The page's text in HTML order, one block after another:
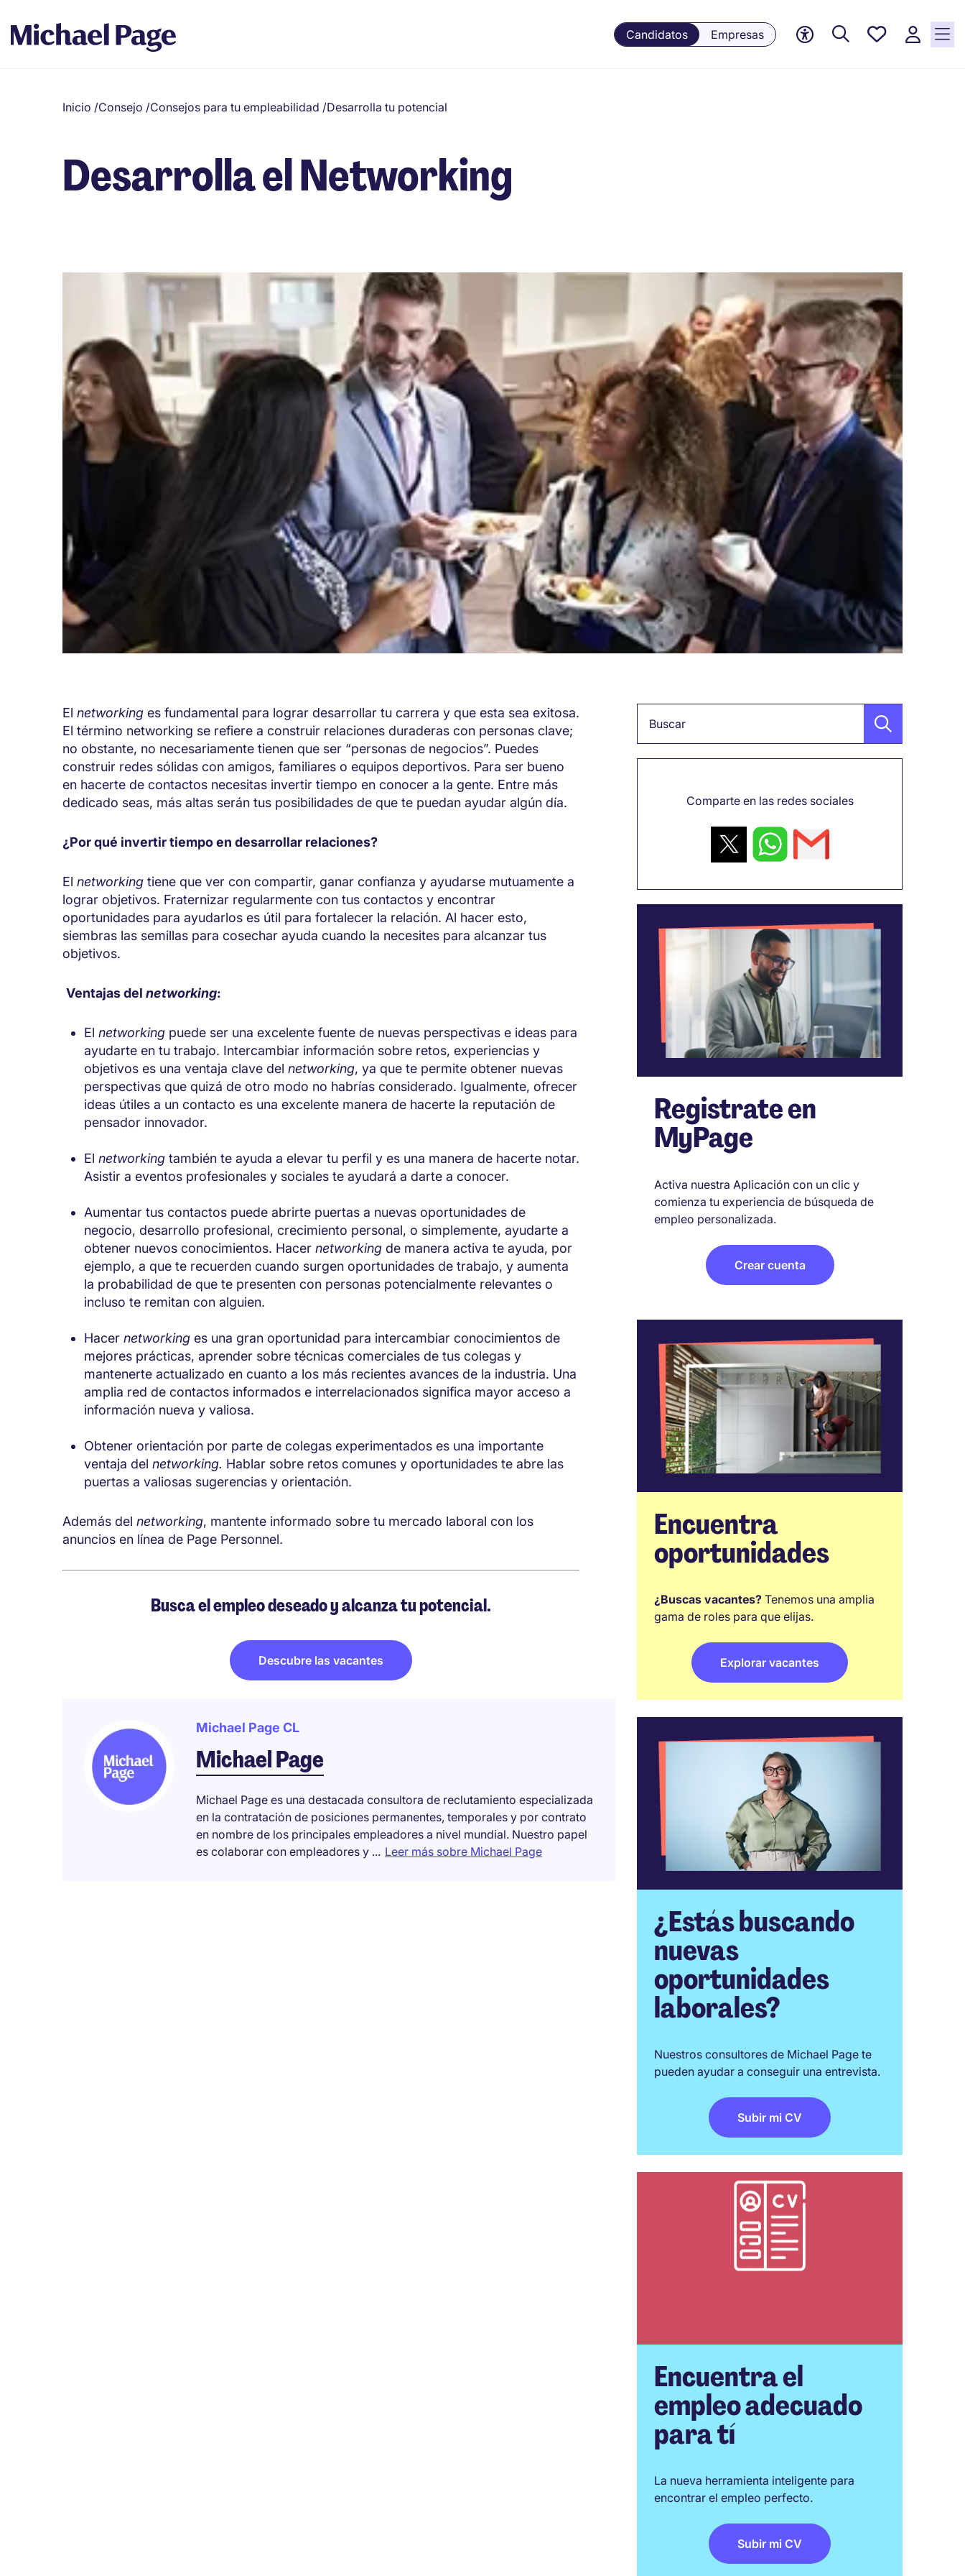
Candidatos Empresas
Empleos
Inicio /Consejo /Consejos para tu empleabilidad /Desarrolla tu potencial
Desarrolla el Networking
El networking es fundamental para lograr desarrollar tu carrera y que esta sea exitosa.
El término networking se refiere a construir relaciones duraderas con personas clave;
no obstante, no necesariamente tienen que ser “personas de negocios”. Puedes
construir redes sólidas con amigos, familiares o equipos deportivos. Para ser bueno
en hacerte de contactos necesitas invertir tiempo en conocer a la gente. Entre más
dedicado seas, más altas serán tus posibilidades de que te puedan ayudar algún día.
¿Por qué invertir tiempo en desarrollar relaciones?
El networking tiene que ver con compartir, ganar confianza y ayudarse mutuamente a
lograr objetivos. Fraternizar regularmente con tus contactos y encontrar
oportunidades para ayudarlos es útil para fortalecer la relación. Al hacer esto,
siembras las semillas para cosechar ayuda cuando la necesites para alcanzar tus
objetivos.
Ventajas del networking:
El networking puede ser una excelente fuente de nuevas perspectivas e ideas para
ayudarte en tu trabajo. Intercambiar información sobre retos, experiencias y
objetivos es una ventaja clave del networking, ya que te permite obtener nuevas
perspectivas que quizá de otro modo no habrías considerado. Igualmente, ofrecer
ideas útiles a un contacto es una excelente manera de hacerte la reputación de
pensador innovador.
El networking también te ayuda a elevar tu perfil y es una manera de hacerte notar.
Asistir a eventos profesionales y sociales te ayudará a darte a conocer.
Aumentar tus contactos puede abrirte puertas a nuevas oportunidades de
negocio, desarrollo profesional, crecimiento personal, o simplemente, ayudarte a
obtener nuevos conocimientos. Hacer networking de manera activa te ayuda, por
ejemplo, a que te recuerden cuando surgen oportunidades de trabajo, y aumenta
la probabilidad de que te presenten con personas potencialmente relevantes o
incluso te remitan con alguien.
Hacer networking es una gran oportunidad para intercambiar conocimientos de
mejores prácticas, aprender sobre técnicas comerciales de tus colegas y
mantenerte actualizado en cuanto a los más recientes avances de la industria. Una
amplia red de contactos informados e interrelacionados significa mayor acceso a
información nueva y valiosa.
Obtener orientación por parte de colegas experimentados es una importante
ventaja del networking. Hablar sobre retos comunes y oportunidades te abre las
puertas a valiosas sugerencias y orientación.
Además del networking, mantente informado sobre tu mercado laboral con los
anuncios en línea de Page Personnel.
Busca el empleo deseado y alcanza tu potencial.
Descubre las vacantes
Comparte en las redes sociales
Registrate en
MyPage
Activa nuestra Aplicación con un clic y
comienza tu experiencia de búsqueda de
empleo personalizada.
Crear cuenta
Encuentra
oportunidades
¿Buscas vacantes? Tenemos una amplia
gama de roles para que elijas.
Explorar vacantes
¿Estás buscando
nuevas
oportunidades
laborales?
Nuestros consultores de Michael Page te
pueden ayudar a conseguir una entrevista.
Subir mi CV
Encuentra el
empleo adecuado
para tí
La nueva herramienta inteligente para
encontrar el empleo perfecto.
Subir mi CV
Michael Page CL
Michael Page
Michael Page es una destacada consultora de reclutamiento especializada
en la contratación de posiciones permanentes, temporales y por contrato
en nombre de los principales empleadores a nivel mundial. Nuestro papel
es colaborar con empleadores y ... Leer más sobre Michael Page